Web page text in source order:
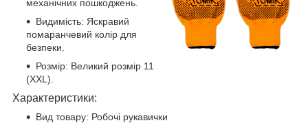
механічних пошкоджень.
Видимість: Яскравий
помаранчевий колір для
безпеки.
Розмір: Великий розмір 11
(XXL).
Характеристики:
Вид товару: Робочі рукавички